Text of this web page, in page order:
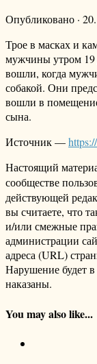
Опубликовано ·
Трое в масках и
мужчины утром 19
вошли, когда
собакой. Они
вошли в
сына.
Источник —
Настоящий
сообществе
действующей
вы считаете, что
и/или смежные
администрации
адреса (URL)
Нарушение будет
наказаны.
You may also like...